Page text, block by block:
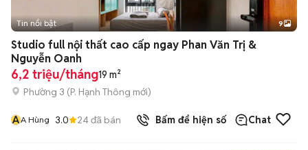
+2
Tin nổi bật 9
Studio full nội thất cao cấp ngay Phan Văn Trị &
Nguyễn Oanh
6,2 triệu/tháng19 m²
Phường 3 (P. Hạnh Thông mới)
AA Hùng 3.0 24đã bán Bấm để hiện số Chat